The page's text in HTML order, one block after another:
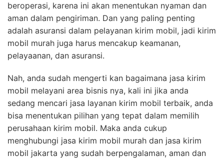
beroperasi, karena ini akan menentukan nyaman dan
aman dalam pengiriman. Dan yang paling penting
adalah asuransi dalam pelayanan kirim mobil, jadi kirim
mobil murah juga harus mencakup keamanan,
pelayaanan, dan asuransi.
Nah, anda sudah mengerti kan bagaimana jasa kirim
mobil melayani area bisnis nya, kali ini jika anda
sedang mencari jasa layanan kirim mobil terbaik, anda
bisa menentukan pilihan yang tepat dalam memilih
perusahaan kirim mobil. Maka anda cukup
menghubungi jasa kirim mobil murah dan jasa kirim
mobil jakarta yang sudah berpengalaman, aman dan